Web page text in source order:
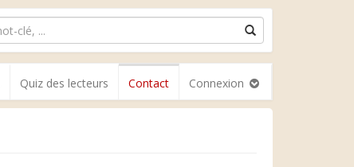
Quiz des lecteurs Contact Connexion